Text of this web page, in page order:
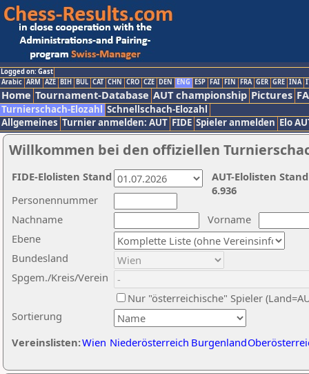
Logged on: Gast
Arabic ARM AZE BIH BUL CAT CHN CRO CZE DEN ENG ESP FAI FIN FRA GER GRE INA
Home Tournament-Database AUT championship Pictures
Turnierschach-Elozahl Schnellschach-Elozahl
Allgemeines Turnier anmelden: AUT FIDE Spieler anmelden Elo
Willkommen bei den offiziellen
Nachname
Vorname
Ebene
Sortierung
Personennummer
Bundesland
Spgem./Kreis/Verein
Nur "österreichische" Spieler
Vereinslisten:Wien Niederösterreich Burgenland
AUT-Elolisten
6.936
FIDE-Elolisten Stand